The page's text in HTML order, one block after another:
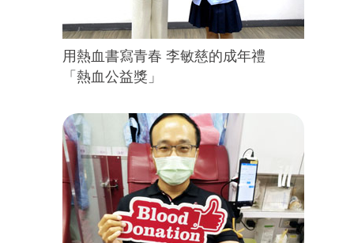
用熱血書寫青春 李敏慈的成年禮
「熱血公益獎」